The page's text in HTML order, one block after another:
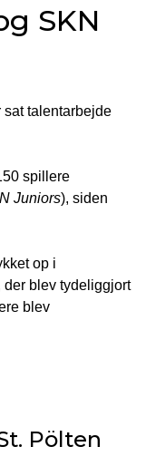
SKN
sat talentarbejde
spillere
Juniors), siden
op i
der blev tydeliggjort
blev
Pölten